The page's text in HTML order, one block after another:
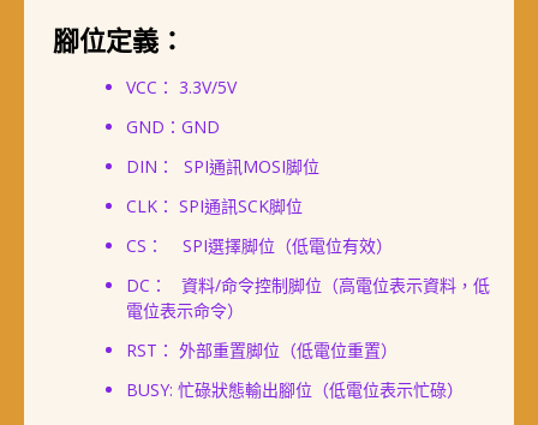
腳位定義：
VCC： 3.3V/5V
GND：GND
DIN： SPI通訊MOSI脚位
CLK： SPI通訊SCK脚位
CS： SPI選擇脚位（低電位有效）
DC： 資料/命令控制脚位（高電位表示資料，低
電位表示命令）
RST： 外部重置脚位（低電位重置）
BUSY: 忙碌狀態輸出腳位（低電位表示忙碌）